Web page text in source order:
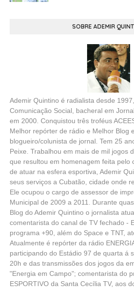
SOBRE ADEMIR
Ademir Quintino é radialista desde
Comunicação Social, bacheral em
em 2000. Conquistou três troféus
Melhor repórter de rádio e Melhor Blog
blogueiro/colunista de jornal. Tem 25
Peixe. Trabalhou em mais de mil jogos
que resultou em homenagem feita pelo
de atuar na esfera esportiva, Ademir
seus serviços a Cubatão, cidade onde
Ele ocupou o cargo de assessor de
Municipal de 2009 a 2011. Durante
Blog do Ademir Quintino o jornalista
comentarista do canal de TV fechado -
programa +90, além do Space e TNT,
Atualmente é repórter da rádio
participando do Estádio 97 de quarta á
20h e das transmissões dos jogos da
"Energia em Campo"; comentarista do
ESPORTIVO da Santa Cecília TV, aos